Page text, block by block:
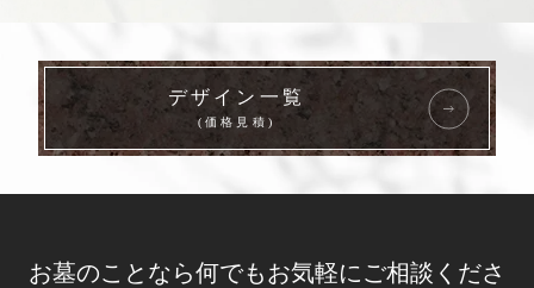
デザイン一覧
(価格見積)
お墓のことなら何でもお気軽にご相談くださ